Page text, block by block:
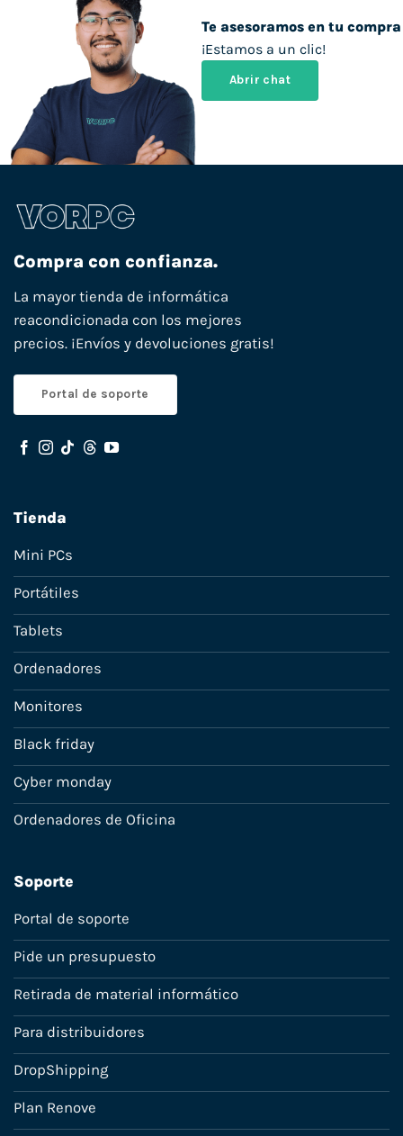
Te asesoramos en tu compra
¡Estamos a un clic!
Abrir chat
Compra con confianza.
La mayor tienda de informática
reacondicionada con los mejores
precios. ¡Envíos y devoluciones gratis!
Portal de soporte
Tienda
Mini PCs
Portátiles
Tablets
Ordenadores
Monitores
Black friday
Cyber monday
Ordenadores de Oficina
Soporte
Portal de soporte
Pide un presupuesto
Retirada de material informático
Para distribuidores
DropShipping
Plan Renove